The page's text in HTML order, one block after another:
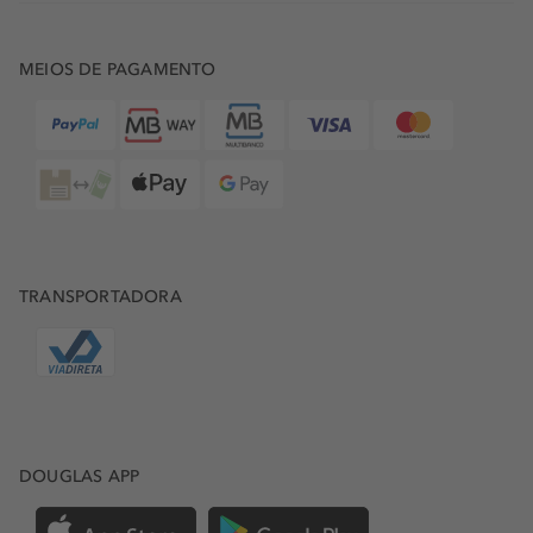
cada estado de espírito. Para além da gama de perfumes
Esta gama de eau de toilette possui aroma a flores
brancas e é ideal para uma mulher sedutora.
PERFUMES RABANNE PARA ELE
âmbar-cinzento. O perfume 1 Million é ideal para um
gamaRabanne Invictus
aroma de toranja e um acordo marítimo, ao qual se
COMPRAR OLYMPÉA RABANNE NAS LOJAS DOUGLAS
Encontre os melhores produtos Rabanne na loja Douglas
MEIOS DE PAGAMENTO
TRANSPORTADORA
DOUGLAS APP